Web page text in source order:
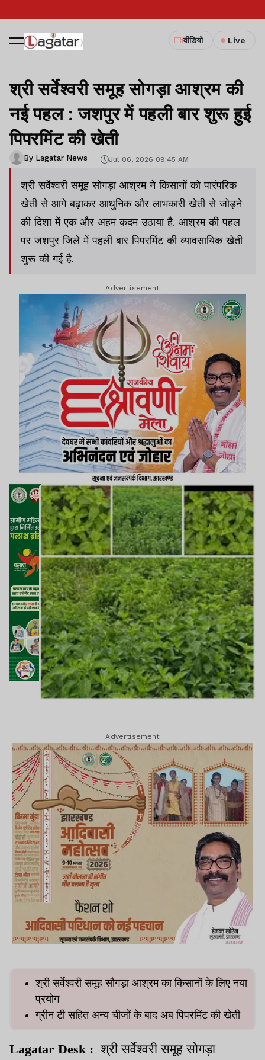
वीडियो Live
श्री सर्वेश्वरी समूह सोगड़ा आश्रम की
नई पहल : जशपुर में पहली बार शुरू हुई
पिपरमिंट की खेती
By Lagatar News Jul 06, 2026 09:45 AM
श्री सर्वेश्वरी समूह सोगड़ा आश्रम ने किसानों को पारंपरिक
खेती से आगे बढ़ाकर आधुनिक और लाभकारी खेती से जोड़ने
की दिशा में एक और अहम कदम उठाया है. आश्रम की पहल
पर जशपुर जिले में पहली बार पिपरमिंट की व्यावसायिक खेती
शुरू की गई है.
Advertisement
Advertisement
श्री सर्वेश्वरी समूह सौगड़ा आश्रम का किसानों के लिए नया
प्रयोग
ग्रीन टी सहित अन्य चीजों के बाद अब पिपरमिंट की खेती
Lagatar Desk : श्री सर्वेश्वरी समूह सोगड़ा